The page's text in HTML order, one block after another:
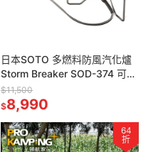
日本SOTO 多燃料防風汽化爐
Storm Breaker SOD-374 可用
汽油去漬油瓦斯 抗低溫高山爐
攻頂爐
$11,500
$8,990
64
折